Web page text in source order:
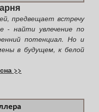
предвещает встречу
- найти увлечение по
потенциал. Но и
в будущем, к белой
>>